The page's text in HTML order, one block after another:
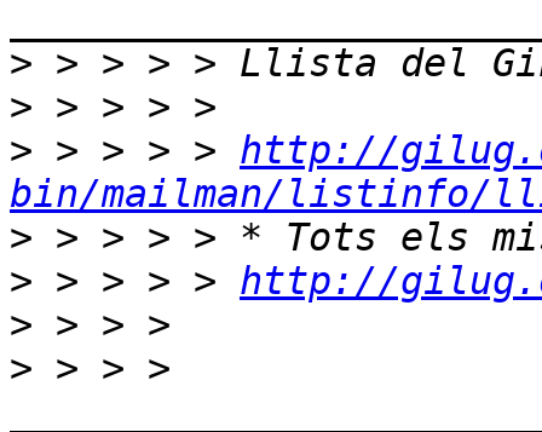
>
>
> > > > > http://
bin/mailman/listinfo/
>
> > > > > http://
>
> > > >